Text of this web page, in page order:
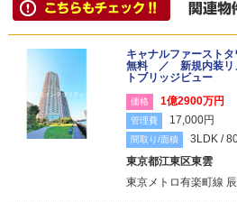
キャナルファースト
無料 ／ 新規内装リ
トブリッジビュー
価格 1億2900万円
管理費 17,000円
間取り/面積 3LDK /
東京都江東区東雲
東京メトロ有楽町線